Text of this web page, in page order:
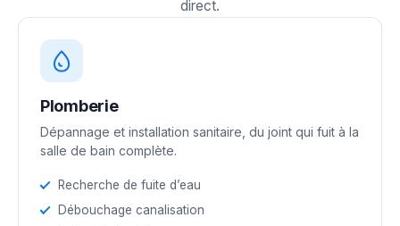
direct.
Plomberie
Dépannage et installation sanitaire, du joint qui fuit à la
salle de bain complète.
Recherche de fuite d’eau
Débouchage canalisation